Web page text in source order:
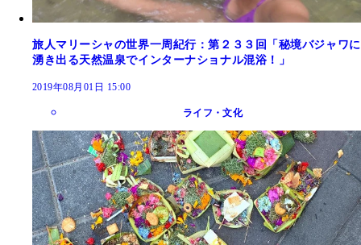
旅人マリーシャの世界一周紀行：第２３３回「秘境バジャワに
湧き出る天然温泉でインターナショナル混浴！」
2019年08月01日 15:00
ライフ・文化